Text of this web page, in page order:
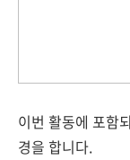
이번 활동에 포함
경을 합니다.